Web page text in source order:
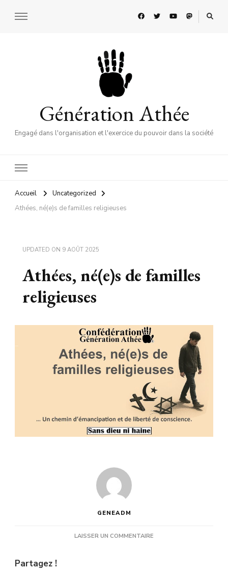
Génération Athée
Engagé dans l'organisation et l'exercice du pouvoir dans la société
Accueil
Uncategorized
Athées, né(e)s de familles religieuses
UPDATED ON 9 AOÛT 2025
Athées, né(e)s de familles
religieuses
GENEADM
LAISSER UN COMMENTAIRE
Partagez !